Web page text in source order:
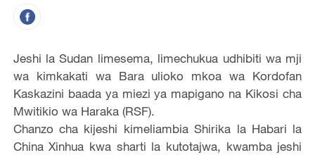
Jeshi la Sudan limesema, limechukua udhibiti wa mji
wa kimkakati wa Bara ulioko mkoa wa Kordofan
Kaskazini baada ya miezi ya mapigano na Kikosi cha
Mwitikio wa Haraka (RSF).
Chanzo cha kijeshi kimeliambia Shirika la Habari la
China Xinhua kwa sharti la kutotajwa, kwamba jeshi